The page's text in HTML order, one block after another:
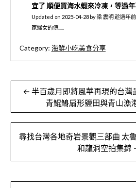
宜了 順便買海水蝦來冷凍，等過
Updated on 2025-04-28 by 梁 震明 趁過年
家婦女的傳......
Category: 海鮮小吃美食分享
文
導
覽
← 半百歲月即將風華再現的台灣
青鯤鯓扇形鹽田與青山漁
尋找台灣各地奇岩景觀三部曲 太
和龍洞空拍集錦